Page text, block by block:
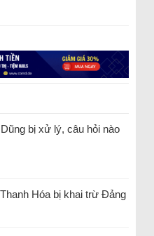
bị xử lý, câu hỏi nào
Hóa bị khai trừ Đảng